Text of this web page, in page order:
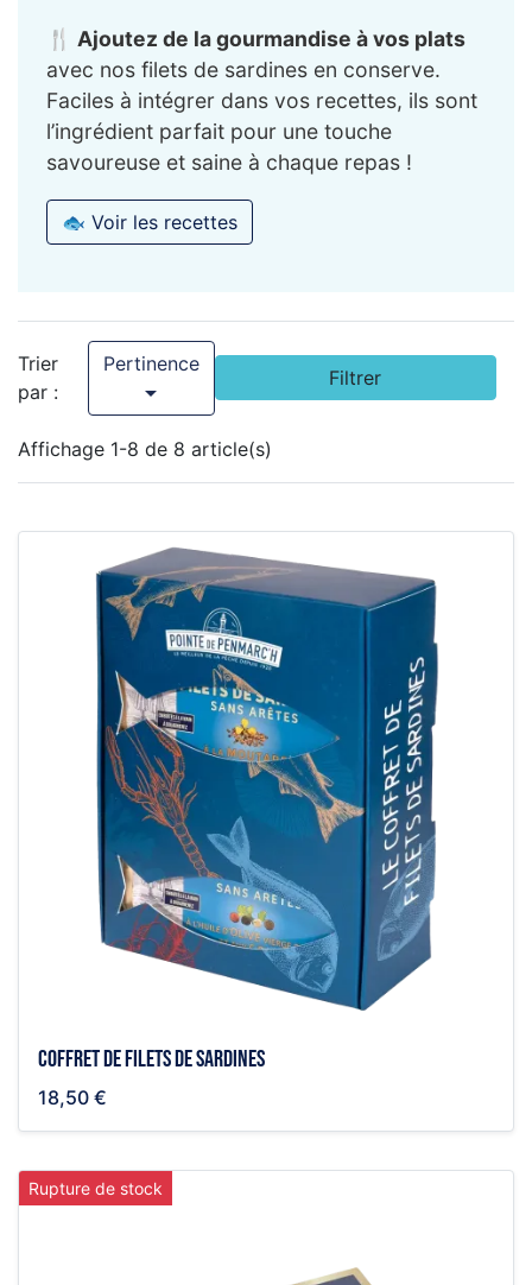
🍴 Ajoutez de la gourmandise à vos plats
avec nos filets de sardines en conserve.
Faciles à intégrer dans vos recettes, ils sont
l’ingrédient parfait pour une touche
savoureuse et saine à chaque repas !
🐟 Voir les recettes
Trier
par :
Pertinence

Filtrer
Affichage 1-8 de 8 article(s)
Coffret de filets de sardines
18,50 €
Rupture de stock